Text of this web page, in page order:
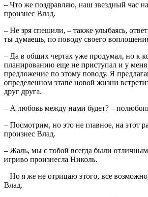
– Что же поздравляю, наш звездный час
произнес Влад.
– Не зря спешили, – также улыбаясь,
ты думаешь, по поводу своего
– Да в общих чертах уже продумал, но к
планированию еще не приступал и у меня
предложение по этому поводу. Я
определенном этапе новой жизни
друг друга.
– А любовь между нами будет? –
– Посмотрим, но это не главное, на этот
произнес Влад.
– Жаль, мы с тобой всегда были
игриво произнесла Николь.
– Но я же не отрицаю этого, все
Влад.